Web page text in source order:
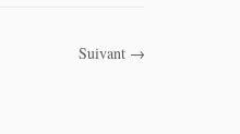
Suivant →